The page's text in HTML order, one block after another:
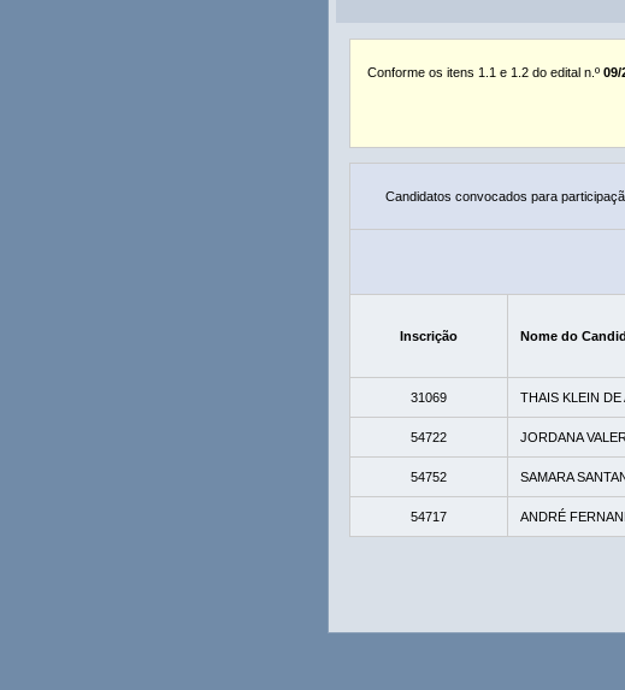
Conforme os itens 1.1 e 1.2 do edital n.º 09/
Candidatos convocados para
Inscrição Nome do
31069 THAIS KLEIN DE
54722 JORDANA
54752 SAMARA
54717 ANDRÉ